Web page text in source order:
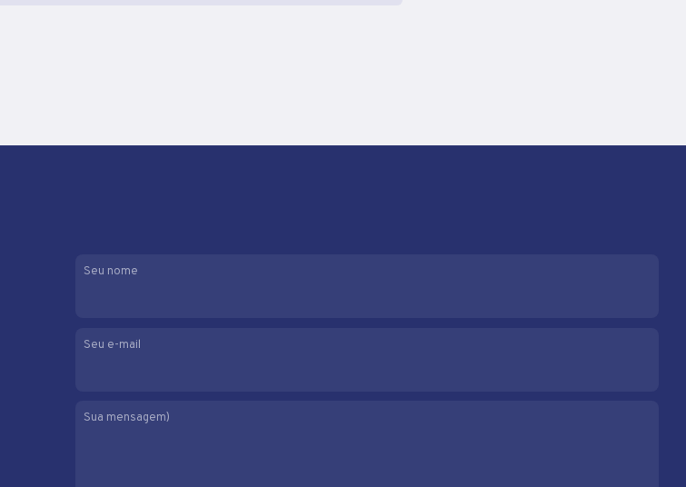
Seu nome
Seu e-mail
Sua mensagem)